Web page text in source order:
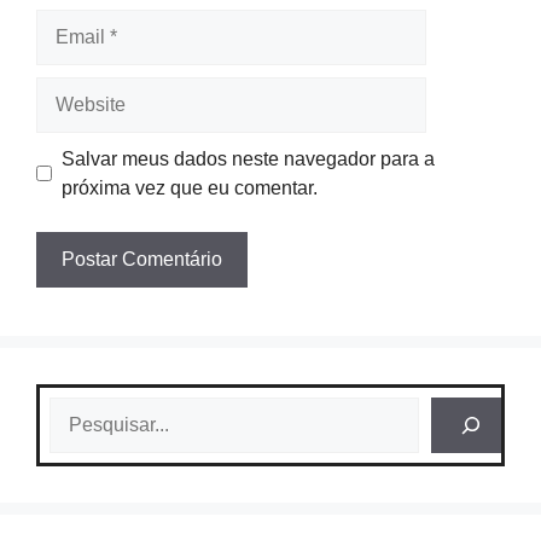
Salvar meus dados neste navegador para a
próxima vez que eu comentar.